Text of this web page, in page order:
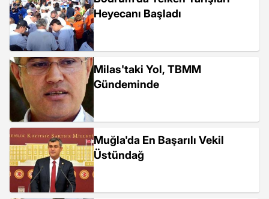
Heyecanı Başladı
Milas'taki Yol, TBMM
Gündeminde
Muğla'da En Başarılı Vekil
Üstündağ